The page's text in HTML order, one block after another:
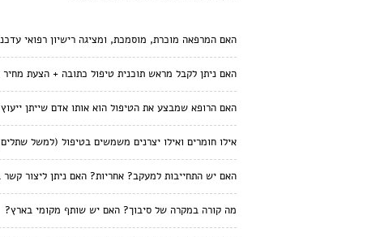
האם המרפאה מוכרת, מוסמכת, ומציגה רישיון רפואי
האם ניתן לקבל מראש תוכנית טיפול כתובה + הצעת
האם הרופא שמבצע את הטיפול הוא אותו אדם שייתן
אילו חומרים ואילו יצרנים משמשים בטיפול (למשל
האם יש התחייבות למעקב? אחריות? האם ניתן ליצור קשר
מה קורה במקרה של סיבוך? האם יש שותף מקומי בארץ?